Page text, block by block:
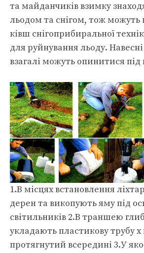
та майданчиків взимку
льодом та снігом, тож можуть
ківш снігоприбиральної
для руйнування льоду.
взагалі можуть опинитися
1.В місцях встановлення
дерен та викопують яму під
світильників 2.В траншею
укладають пластикову трубу
протягнутий всередині 3.У